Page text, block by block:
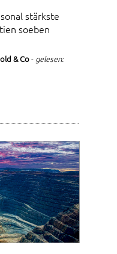
stärkste
soeben
& Co- gelesen: